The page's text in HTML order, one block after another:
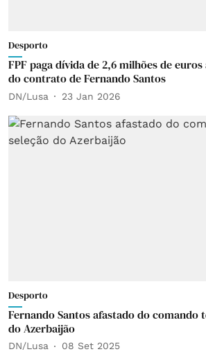
Desporto
FPF paga dívida de 2,6 milhões de euros
do contrato de Fernando Santos
DN/Lusa 23 Jan 2026
Desporto
Fernando Santos afastado do comando
do Azerbaijão
DN/Lusa 08 Set 2025